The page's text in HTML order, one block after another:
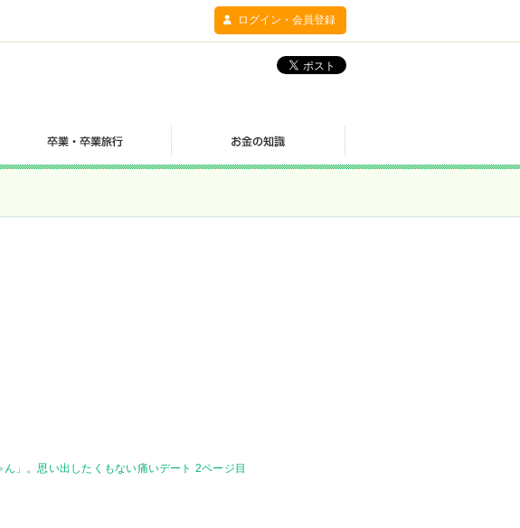
ログイン・会員登録
」。思い出したくもない痛いデート 2ページ目